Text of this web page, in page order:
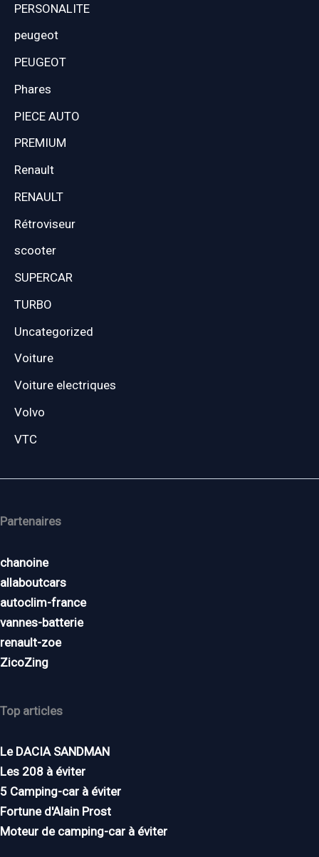
PERSONALITE
peugeot
PEUGEOT
Phares
PIECE AUTO
PREMIUM
Renault
RENAULT
Rétroviseur
scooter
SUPERCAR
TURBO
Uncategorized
Voiture
Voiture electriques
Volvo
VTC
Partenaires
chanoine
allaboutcars
autoclim-france
vannes-batterie
renault-zoe
ZicoZing
Top articles
Le DACIA SANDMAN
Les 208 à éviter
5 Camping-car à éviter
Fortune d'Alain Prost
Moteur de camping-car à éviter